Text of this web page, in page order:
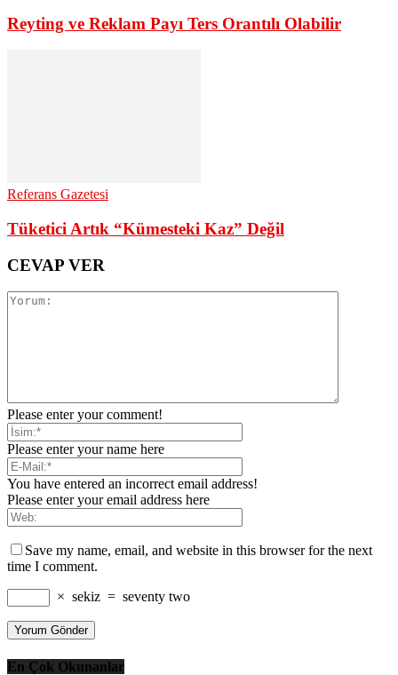
Reyting ve Reklam Payı Ters Orantılı Olabilir
Referans Gazetesi
Tüketici Artık “Kümesteki Kaz” Değil
CEVAP VER
Please enter your comment!
Please enter your name here
You have entered an incorrect email address!
Please enter your email address here
Save my name, email, and website in this browser for the next
time I comment.
× sekiz = seventy two
En Çok Okunanlar